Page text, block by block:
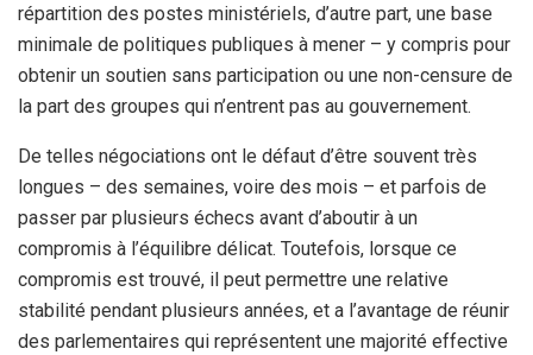
répartition des postes ministériels, d’autre part, une base
minimale de politiques publiques à mener – y compris pour
obtenir un soutien sans participation ou une non-censure de
la part des groupes qui n’entrent pas au gouvernement.
De telles négociations ont le défaut d’être souvent très
longues – des semaines, voire des mois – et parfois de
passer par plusieurs échecs avant d’aboutir à un
compromis à l’équilibre délicat. Toutefois, lorsque ce
compromis est trouvé, il peut permettre une relative
stabilité pendant plusieurs années, et a l’avantage de réunir
des parlementaires qui représentent une majorité effective